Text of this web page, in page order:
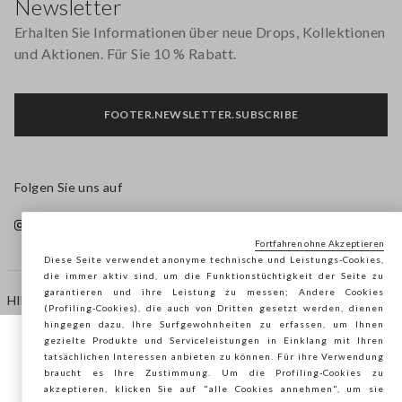
HILFE
AGENTUR
Newsletter
Erhalten Sie Informationen über neue Drops, Kollektionen
und Aktionen. Für Sie 10 % Rabatt.
FOOTER.NEWSLETTER.SUBSCRIBE
Folgen Sie uns auf
Sie surfen auf der Seite von STEFANEL
Österreich, möchten Sie Ihren Standort
Diese Seite verwendet anonyme technische und Leistungs-Cookies,
die immer aktiv sind, um die Funktionstüchtigkeit der Seite zu
garantieren und ihre Leistung zu messen; Andere Cookies
(Profiling-Cookies), die auch von Dritten gesetzt werden, dienen
hingegen dazu, Ihre Surfgewohnheiten zu erfassen, um Ihnen
gezielte Produkte und Serviceleistungen in Einklang mit Ihren
tatsächlichen Interessen anbieten zu können. Für ihre Verwendung
braucht es Ihre Zustimmung. Um die Profiling-Cookies zu
akzeptieren, klicken Sie auf "alle Cookies annehmen", um sie
Fortfahren ohne Akzeptieren